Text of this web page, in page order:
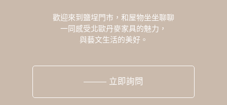
歡迎來到鹽埕門市，和屋物坐坐聊聊
一同感受北歐丹麥家具的魅力，
與藝文生活的美好。
立即詢問